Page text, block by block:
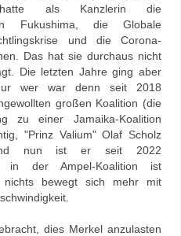
als Kanzlerin die
Fukushima, die Globale
und die Corona-
Das hat sie durchaus nicht
Die letzten Jahre ging aber
wer war denn seit 2018
großen Koalition (die
zu einer Jamaika-Koalition
"Prinz Valium" Olaf Scholz
nun ist er seit 2022
in der Ampel-Koalition ist
nichts bewegt sich mehr mit
dies Merkel anzulasten